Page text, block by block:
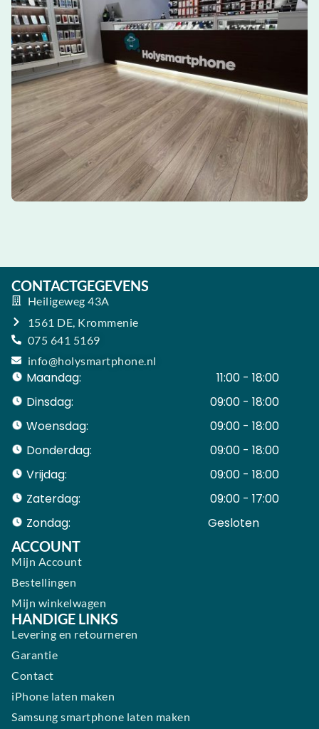
CONTACTGEGEVENS
Heiligeweg 43A
1561 DE, Krommenie
075 641 5169
info@holysmartphone.nl
Maandag:
11:00 - 18:00
Dinsdag:
09:00 - 18:00
Woensdag:
09:00 - 18:00
Donderdag:
09:00 - 18:00
Vrijdag:
09:00 - 18:00
Zaterdag:
09:00 - 17:00
Zondag:
Gesloten ​ ​ ​ ​ ​ ​ ​
ACCOUNT
Mijn Account
Bestellingen
Mijn winkelwagen
HANDIGE LINKS
Levering en retourneren
Garantie
Contact
iPhone laten maken
Samsung smartphone laten maken